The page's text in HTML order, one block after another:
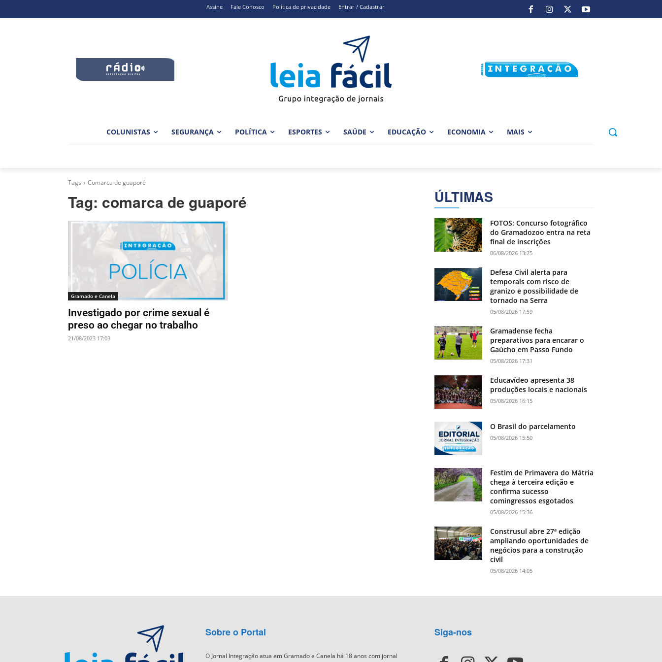
Assine Fale Conosco Política de privacidade Entrar / Cadastrar
COLUNISTAS SEGURANÇA POLÍTICA ESPORTES SAÚDE EDUCAÇÃO ECONOMIA MAIS
Tags Comarca de guaporé
Tag: comarca de guaporé
Gramado e Canela
Investigado por crime sexual é
preso ao chegar no trabalho
21/08/2023 17:03
ÚLTIMAS
FOTOS: Concurso fotográfico
do Gramadozoo entra na reta
final de inscrições
06/08/2026 13:25
Defesa Civil alerta para
temporais com risco de
granizo e possibilidade de
tornado na Serra
05/08/2026 17:59
Gramadense fecha
preparativos para encarar o
Gaúcho em Passo Fundo
05/08/2026 17:31
Educavídeo apresenta 38
produções locais e nacionais
05/08/2026 16:15
O Brasil do parcelamento
05/08/2026 15:50
Festim de Primavera do Mátria
chega à terceira edição e
confirma sucesso
comingressos esgotados
05/08/2026 15:36
Construsul abre 27ª edição
ampliando oportunidades de
negócios para a construção
civil
05/08/2026 14:05
Sobre o Portal
O Jornal Integração atua em Gramado e Canela há 18 anos com jornal
Siga-nos